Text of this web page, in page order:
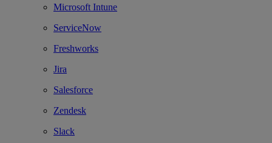
Microsoft Intune
ServiceNow
Freshworks
Jira
Salesforce
Zendesk
Slack